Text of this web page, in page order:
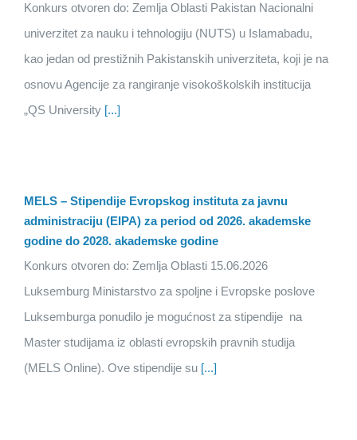
Konkurs otvoren do: Zemlja Oblasti Pakistan Nacionalni
univerzitet za nauku i tehnologiju (NUTS) u Islamabadu,
kao jedan od prestižnih Pakistanskih univerziteta, koji je na
osnovu Agencije za rangiranje visokoškolskih institucija
„QS University [...]
MELS – Stipendije Evropskog instituta za javnu
administraciju (EIPA) za period od 2026. akademske
godine do 2028. akademske godine
Konkurs otvoren do: Zemlja Oblasti 15.06.2026
Luksemburg Ministarstvo za spoljne i Evropske poslove
Luksemburga ponudilo je mogućnost za stipendije na
Master studijama iz oblasti evropskih pravnih studija
(MELS Online). Ove stipendije su [...]